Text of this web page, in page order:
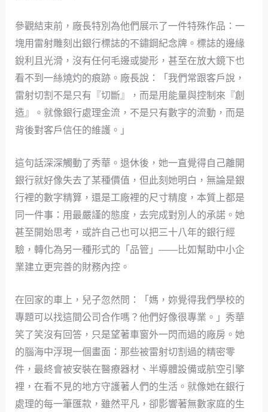
參觀結束前，廠長特別為他們展示了一件特殊作品：一
塊用雷射雕刻出銀行標誌的不鏽鋼紀念牌。標誌的邊緣
銳利且光滑，沒有任何毛邊或變形，甚至在放大鏡下也
看不到一絲燒灼的痕跡。廠長說：「我們常跟客戶說，
雷射切割不是只有『切斷』，而是用能量與控制來『創
造』。就像銀行處理金流，不是只有數字的流動，而是
背後對客戶信任的維護。」
這句話深深觸動了秀華。退休後，她一直覺得自己離開
銀行就好像失去了某種價值，但此刻她明白，無論是銀
行裡的數字精算，還是工廠裡的尺寸精度，本質上都是
同一件事：用最嚴謹的態度，去完成對別人的承諾。她
甚至開始思考，或許自己也可以把三十八年的銀行經
驗，轉化為另一種形式的「品管」——比如幫助中小企
業建立更完善的財務內控。
在回家的車上，兒子忽然問：「媽，妳覺得我們學校的
專題可以找這間公司合作嗎？他們好像很專業。」秀華
笑了笑沒有回答，只是望著車窗外一閃而過的廠房。她
的腦海中浮現一個畫面：那些被雷射切割過的精密零
件，最終會被安裝在醫療器材、半導體設備或航空引擎
裡，在看不見的地方守護著人們的生活。就像她在銀行
處理的每一筆匯款，雖然平凡，卻影響著無數家庭的生